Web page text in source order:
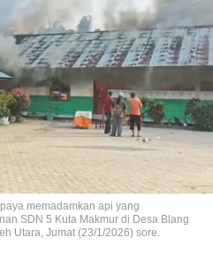
memadamkan api yang
SDN 5 Kuta Makmur di Desa Blang
Utara, Jumat (23/1/2026) sore.